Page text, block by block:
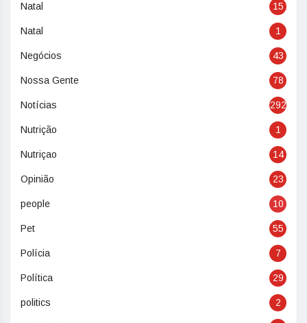
Natal 15
Natal 1
Negócios 43
Nossa Gente 78
Notícias 292
Nutrição 1
Nutriçao 14
Opinião 23
people 10
Pet 55
Polícia 7
Política 29
politics 2